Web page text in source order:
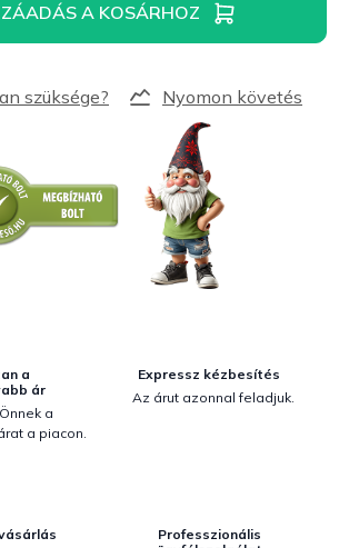
A KOSÁRHOZ
Nyomon követés
a
ár
a
a piacon.
Expressz kézbesítés
Az árut azonnal feladjuk.
Professzionális